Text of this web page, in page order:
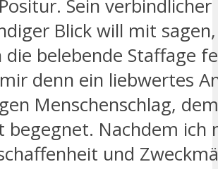
Sein verbindlicher
Blick will mit
die belebende Staffage
denn ein liebwertes
Menschenschlag,
begegnet. Nachdem ich
und